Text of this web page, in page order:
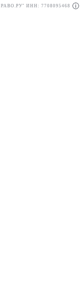
ИНН: 7708095468